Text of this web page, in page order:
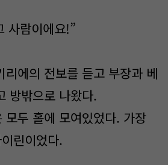
사람이에요!”
리에의 전보를 듣고 부장과 베
방밖으로 나왔다.
모두 홀에 모여있었다. 가장
린이었다.